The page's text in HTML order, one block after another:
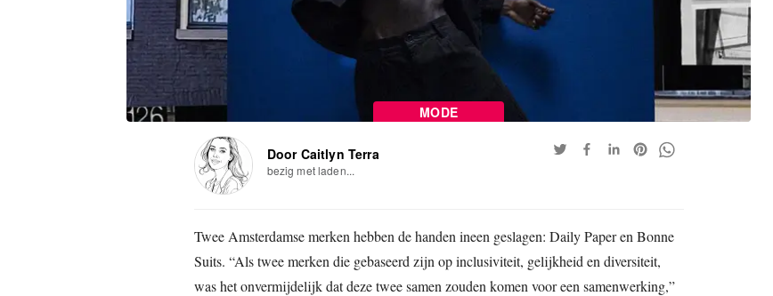
MODE
Door Caitlyn Terra
bezig met laden...
Twee Amsterdamse merken hebben de handen ineen geslagen: Daily Paper en Bonne
Suits. “Als twee merken die gebaseerd zijn op inclusiviteit, gelijkheid en diversiteit,
was het onvermijdelijk dat deze twee samen zouden komen voor een samenwerking,”